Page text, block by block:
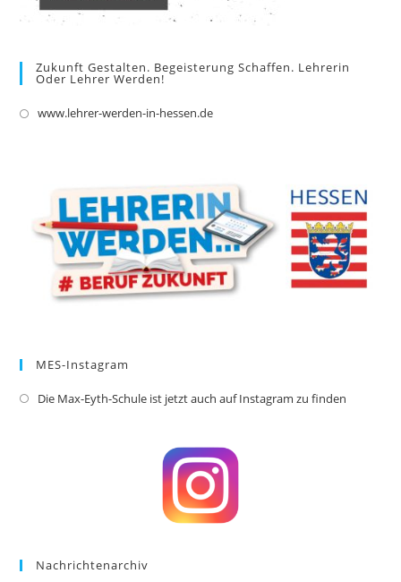
Zukunft Gestalten. Begeisterung Schaffen. Lehrerin
Oder Lehrer Werden!
www.lehrer-werden-in-hessen.deOpens
new
tab
MES-Instagram
Die Max-Eyth-Schule ist jetzt auch auf Instagram zu finden
Nachrichtenarchiv